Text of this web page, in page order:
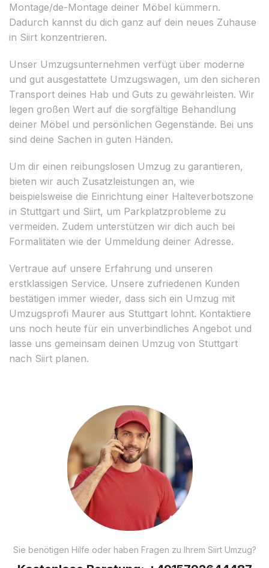
Montage/de-Montage deiner Möbel kümmern.
Dadurch kannst du dich ganz auf dein neues Zuhause
in Siirt konzentrieren.
Unser Umzugsunternehmen verfügt über moderne
und gut ausgestattete Umzugswagen, um den sicheren
Transport deines Hab und Guts zu gewährleisten. Wir
legen großen Wert auf die sorgfältige Behandlung
deiner Möbel und persönlichen Gegenstände. Bei uns
sind deine Sachen in guten Händen.
Um dir einen reibungslosen Umzug zu garantieren,
bieten wir auch Zusatzleistungen an, wie
beispielsweise die Einrichtung einer Halteverbotszone
in Stuttgart und Siirt, um Parkplatzprobleme zu
vermeiden. Zudem unterstützen wir dich auch bei
Formalitäten wie der Ummeldung deiner Adresse.
Vertraue auf unsere Erfahrung und unseren
erstklassigen Service. Unsere zufriedenen Kunden
bestätigen immer wieder, dass sich ein Umzug mit
Umzugsprofi Maurer aus Stuttgart lohnt. Kontaktiere
uns noch heute für ein unverbindliches Angebot und
lasse uns gemeinsam deinen Umzug von Stuttgart
nach Siirt planen.
Sie benötigen Hilfe oder haben Fragen zu Ihrem Siirt Umzug?